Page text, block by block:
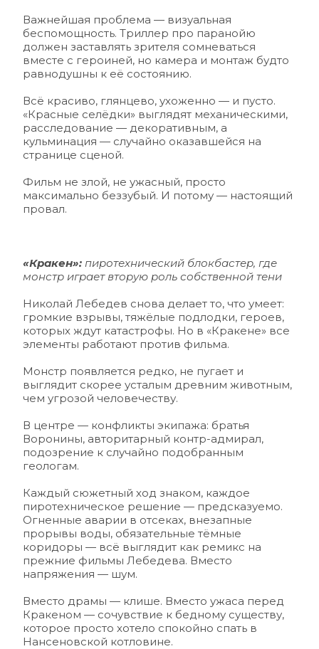
Важнейшая проблема — визуальная
беспомощность. Триллер про паранойю
должен заставлять зрителя сомневаться
вместе с героиней, но камера и монтаж будто
равнодушны к её состоянию.
Всё красиво, глянцево, ухоженно — и пусто.
«Красные селёдки» выглядят механическими,
расследование — декоративным, а
кульминация — случайно оказавшейся на
странице сценой.
Фильм не злой, не ужасный, просто
максимально беззубый. И потому — настоящий
провал.
«Кракен»: пиротехнический блокбастер, где
монстр играет вторую роль собственной тени
Николай Лебедев снова делает то, что умеет:
громкие взрывы, тяжёлые подлодки, героев,
которых ждут катастрофы. Но в «Кракене» все
элементы работают против фильма.
Монстр появляется редко, не пугает и
выглядит скорее усталым древним животным,
чем угрозой человечеству.
В центре — конфликты экипажа: братья
Воронины, авторитарный контр-адмирал,
подозрение к случайно подобранным
геологам.
Каждый сюжетный ход знаком, каждое
пиротехническое решение — предсказуемо.
Огненные аварии в отсеках, внезапные
прорывы воды, обязательные тёмные
коридоры — всё выглядит как ремикс на
прежние фильмы Лебедева. Вместо
напряжения — шум.
Вместо драмы — клише. Вместо ужаса перед
Кракеном — сочувствие к бедному существу,
которое просто хотело спокойно спать в
Нансеновской котловине.